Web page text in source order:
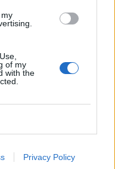
of my
with the
Privacy Policy
Ameryki